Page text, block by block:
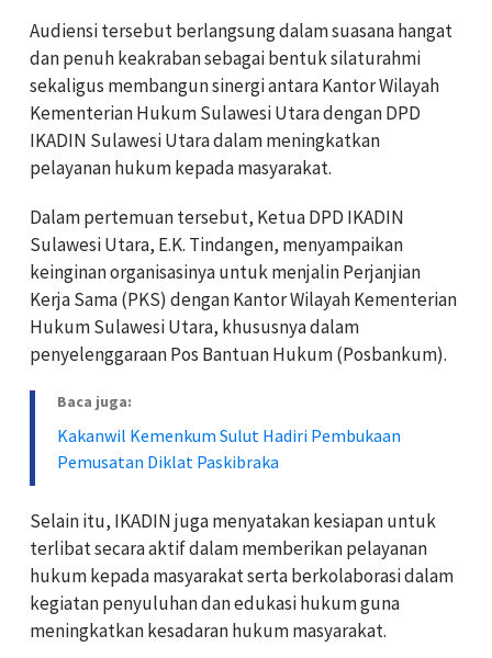
Audiensi tersebut berlangsung dalam suasana hangat
dan penuh keakraban sebagai bentuk silaturahmi
sekaligus membangun sinergi antara Kantor Wilayah
Kementerian Hukum Sulawesi Utara dengan DPD
IKADIN Sulawesi Utara dalam meningkatkan
pelayanan hukum kepada masyarakat.
Dalam pertemuan tersebut, Ketua DPD IKADIN
Sulawesi Utara, E.K. Tindangen, menyampaikan
keinginan organisasinya untuk menjalin Perjanjian
Kerja Sama (PKS) dengan Kantor Wilayah Kementerian
Hukum Sulawesi Utara, khususnya dalam
penyelenggaraan Pos Bantuan Hukum (Posbankum).
Baca juga:
Kakanwil Kemenkum Sulut Hadiri Pembukaan
Pemusatan Diklat Paskibraka
Selain itu, IKADIN juga menyatakan kesiapan untuk
terlibat secara aktif dalam memberikan pelayanan
hukum kepada masyarakat serta berkolaborasi dalam
kegiatan penyuluhan dan edukasi hukum guna
meningkatkan kesadaran hukum masyarakat.